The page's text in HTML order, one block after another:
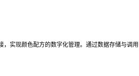
实现颜色配方的数字化管理。通过数据存储与调